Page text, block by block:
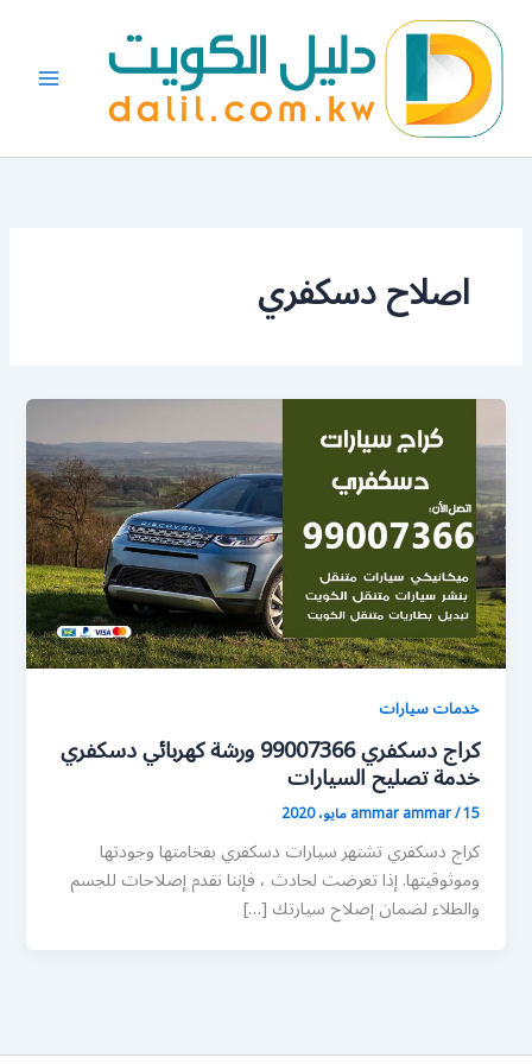
المحتوى
اصلاح دسكفري
خدمات سيارات
كراج دسكفري 99007366 ورشة كهربائي دسكفري
خدمة تصليح السيارات
ammar ammar/15 مايو، 2020
كراج دسكفري تشتهر سيارات دسكفري بفخامتها وجودتها
وموثوقيتها. إذا تعرضت لحادث ، فإننا نقدم إصلاحات للجسم
والطلاء لضمان إصلاح سيارتك […]